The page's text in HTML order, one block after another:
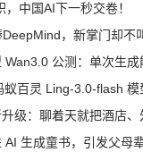
中国AI下一秒交卷！
，新掌门却不
测：单次生成能 30 秒，号称万
flash 模型，全新算子编程框架
级：聊着天就把酒店、
生成童书，引发父母